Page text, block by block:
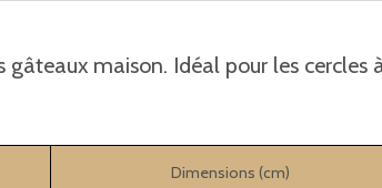
maison. Idéal pour les cercles
Dimensions (cm)